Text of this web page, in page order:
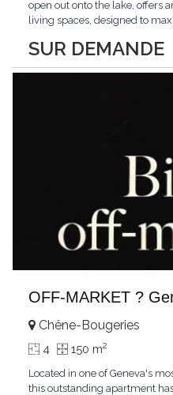
SUR DEMANDE
open out onto the lake, offers
living spaces, designed to
comprises two bedrooms,
guaranteeing comfort and
OFF-MARKET ?
Chêne-Bougeries
4 150 m2
Located in one of Geneva's
this outstanding apartment